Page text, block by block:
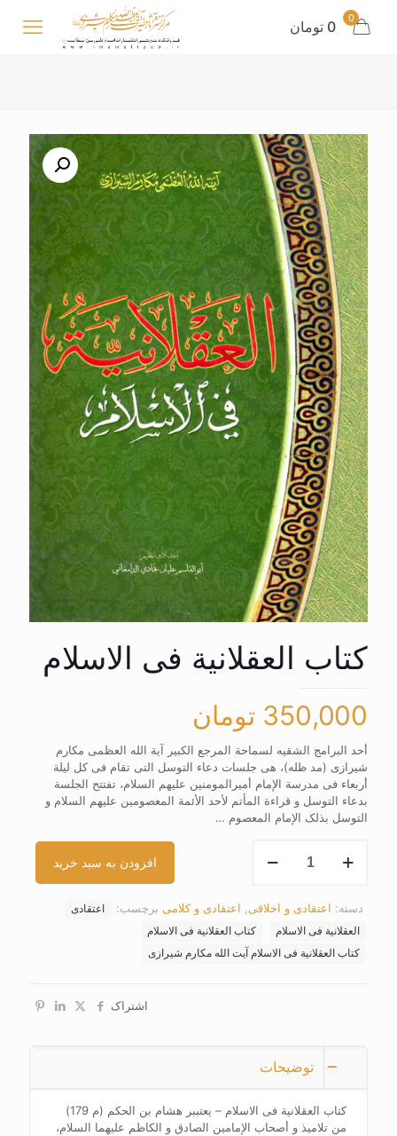
0 0 تومان
کتاب العقلانیة فی الاسلام
350,000 تومان
أحد البرامج الشقیه لسماحة المرجع الکبیر آیة الله العظمی مکارم
شیرازی (مد ظله)، هی جلسات دعاء التوسل التی تقام فی کل لیلة
أربعاء فی مدرسة الإمام أمیرالمومنین علیهم السلام، تفتتح الجلسة
بدعاء التوسل و قراءة المأتم لأحد الأئمة المعصومین علیهم السلام و
التوسل بذلک الإمام المعصوم …
العقلانیة
عدد
افزودن به سبد خرید
دسته: اعتقادی و اخلاقی اعتقادی و کلامی برچسب:
اعتقادی
العقلانیة فی الاسلام
کتاب العقلانیة فی الاسلام
کتاب العقلانیة فی الاسلام آیت الله مکارم شیرازی
اشتراک
توضیحات
کتاب العقلانیة فی الاسلام – یعتببر هشام بن الحکم (م 179)
من تلامیذ و أصحاب الإمامین الصادق و الکاظم علیهما السلام،